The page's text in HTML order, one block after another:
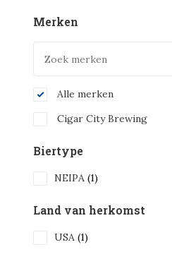
Merken
Alle merken
Cigar City Brewing
Biertype
NEIPA (1)
Land van herkomst
USA (1)